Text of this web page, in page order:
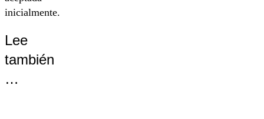
inicialmente.
Lee
también
…